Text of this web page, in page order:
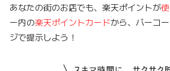
あなたの街のお店でも、楽天ポイントが
ー内の楽天ポイントカードから、バーコ
ジで提示しよう！